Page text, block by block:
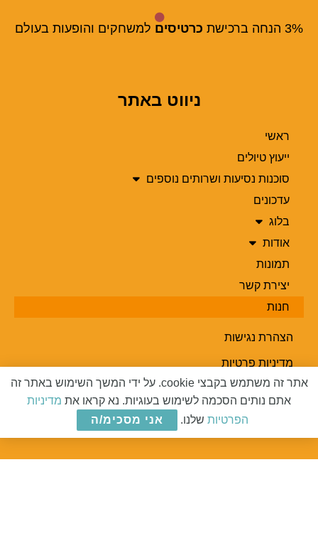
3% הנחה ברכישת כרטיסים למשחקים והופעות בעולם
ניווט באתר
ראשי
ייעוץ טיולים
סוכנות נסיעות ושרותים נוספים
עדכונים
בלוג
אודות
תמונות
יצירת קשר
חנות
הצהרת נגישות
מדיניות פרטיות
תקנון אתר
מפת אתר
אתר זה משתמש בקבצי cookie. על ידי המשך השימוש באתר זה
אתם נותים הסכמה לשימוש בעוגיות. נא קראו את מדיניות
הפרטיות שלנו. אני מסכימ/ה